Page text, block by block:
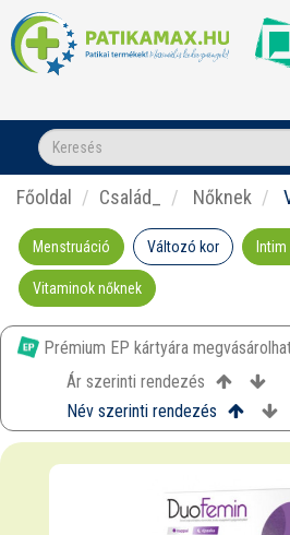
Főoldal Család_ Nőknek
Menstruáció Változó kor
Vitaminok nőknek
Prémium EP kártyára
Ár szerinti rendezés
Név szerinti rendezés